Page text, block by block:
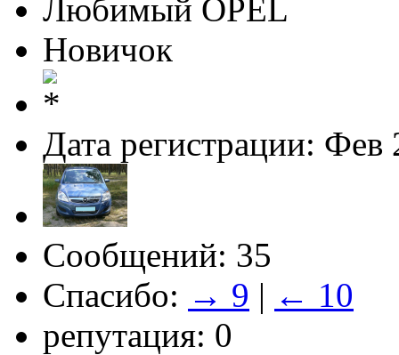
Любимый OPEL
Новичок
Дата регистрации: Фев
Сообщений: 35
Спасибо: → 9 | ← 10
репутация: 0